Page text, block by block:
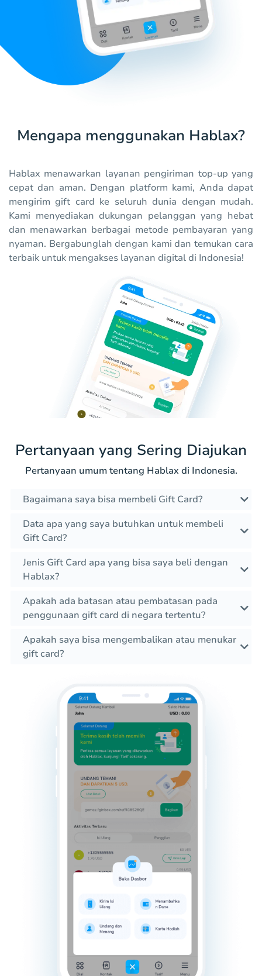
Mengapa menggunakan Hablax?
Hablax menawarkan layanan pengiriman top-up yang
cepat dan aman. Dengan platform kami, Anda dapat
mengirim gift card ke seluruh dunia dengan mudah.
Kami menyediakan dukungan pelanggan yang hebat
dan menawarkan berbagai metode pembayaran yang
nyaman. Bergabunglah dengan kami dan temukan cara
terbaik untuk mengakses layanan digital di Indonesia!
Pertanyaan yang Sering Diajukan
Pertanyaan umum tentang Hablax di Indonesia.
Bagaimana saya bisa membeli Gift Card?
Data apa yang saya butuhkan untuk membeli
Gift Card?
Jenis Gift Card apa yang bisa saya beli dengan
Hablax?
Apakah ada batasan atau pembatasan pada
penggunaan gift card di negara tertentu?
Apakah saya bisa mengembalikan atau menukar
gift card?